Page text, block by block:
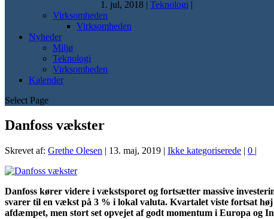
1. jul, 2018 | Teknologi |
Virksomheden
Virksomheden
Nyheder
Miljø
Teknologi
Virksomheden
Kalender
Select Page
Danfoss vækster
Skrevet af: Grethe Olesen | 13. maj, 2019 | Ikke kategoriserede | 0 |
Danfoss kører videre i vækstsporet og fortsætter massive
svarer til en vækst på 3 % i lokal valuta. Kvartalet viste fortsat
afdæmpet, men stort set opvejet af godt momentum i Europa og